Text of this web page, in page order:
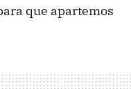
que apartemos